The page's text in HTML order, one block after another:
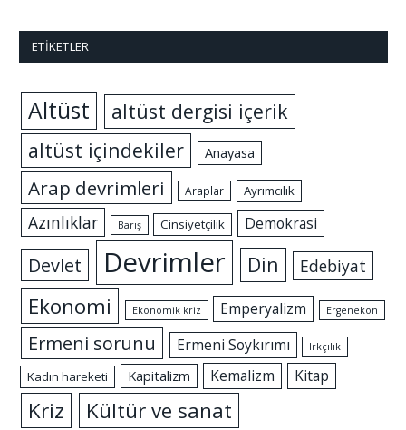
ETIKETLER
Altüst
altüst dergisi içerik
altüst içindekiler
Anayasa
Arap devrimleri Araplar Ayrımcılık
Azınlıklar Barış Cinsiyetçilik Demokrasi
Devlet Devrimler Din Edebiyat
Ekonomi Ekonomik kriz Emperyalizm Ergenekon
Ermeni sorunu Ermeni Soykırımı Irkçılık
Kadın hareketi Kapitalizm Kemalizm Kitap
Kriz Kültür ve sanat